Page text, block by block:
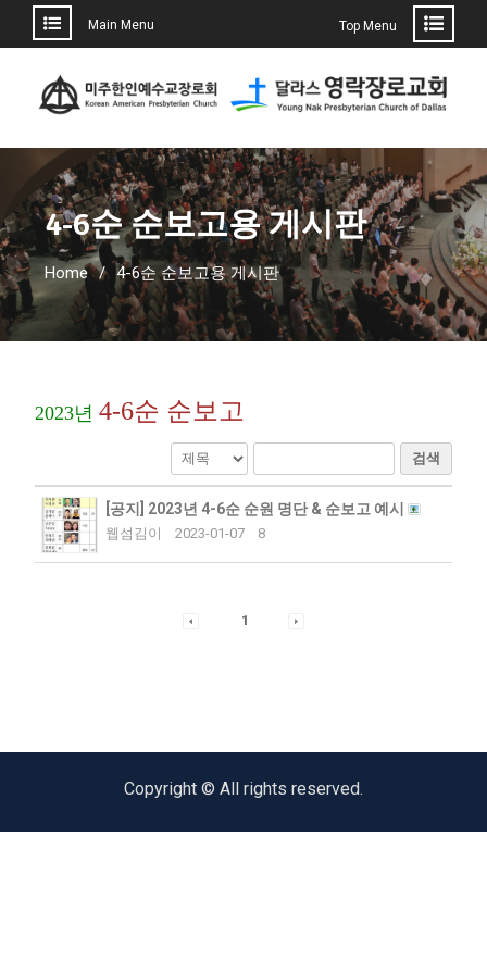
Main Menu Top Menu
4-6순 순보고용 게시판
Home 4-6순 순보고용 게시판
2023년 4-6순 순보고
검색
[공지] 2023년 4-6순 순원 명단 & 순보고 예시
웹섬김이 2023-01-07 8
1
Copyright © All rights reserved.